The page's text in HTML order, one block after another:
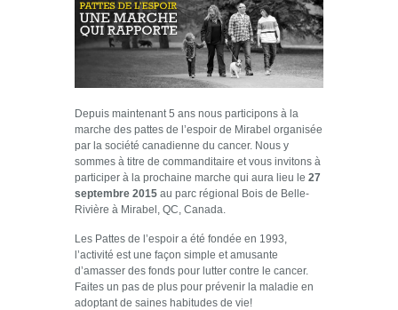
Depuis maintenant 5 ans nous participons à la
marche des pattes de l’espoir de Mirabel organisée
par la société canadienne du cancer. Nous y
sommes à titre de commanditaire et vous invitons à
participer à la prochaine marche qui aura lieu le 27
septembre 2015 au parc régional Bois de Belle-
Rivière à Mirabel, QC, Canada.
Les Pattes de l’espoir a été fondée en 1993,
l’activité est une façon simple et amusante
d’amasser des fonds pour lutter contre le cancer.
Faites un pas de plus pour prévenir la maladie en
adoptant de saines habitudes de vie!